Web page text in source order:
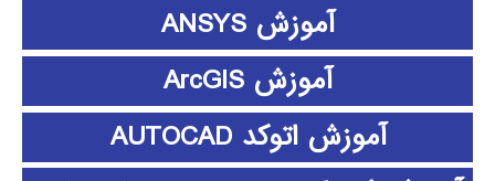
آموزش ANSYS
آموزش ArcGIS
آموزش اتوکد AUTOCAD